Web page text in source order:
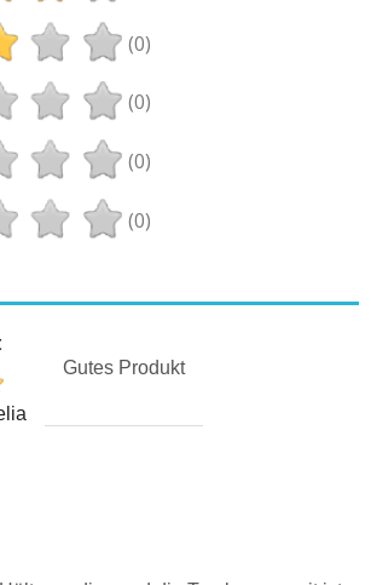
(0)
(0)
(0)
(0)
Gutes Produkt